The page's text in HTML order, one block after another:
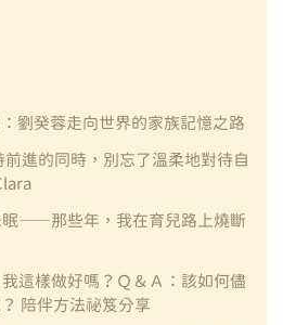
劉癸蓉走向世界的家族記憶之路
前進的同時，別忘了溫柔地對待自
眠——那些年，我在育兒路上燒斷
我這樣做好嗎？Ｑ＆Ａ：該如何儘
陪伴方法祕笈分享